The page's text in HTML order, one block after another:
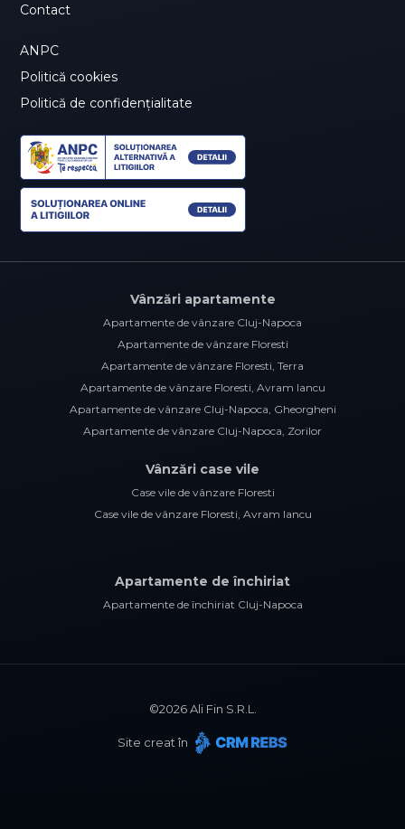
Contact
ANPC
Politică cookies
Politică de confidențialitate
Vânzări apartamente
Apartamente de vânzare Cluj-Napoca
Apartamente de vânzare Floresti
Apartamente de vânzare Floresti, Terra
Apartamente de vânzare Floresti, Avram Iancu
Apartamente de vânzare Cluj-Napoca, Gheorgheni
Apartamente de vânzare Cluj-Napoca, Zorilor
Vânzări case vile
Case vile de vânzare Floresti
Case vile de vânzare Floresti, Avram Iancu
Apartamente de închiriat
Apartamente de închiriat Cluj-Napoca
©2026Ali Fin S.R.L.
Site creat în